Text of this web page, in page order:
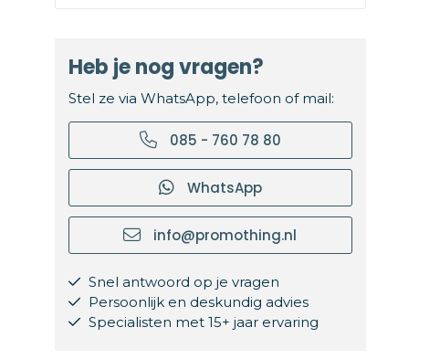
Heb je nog vragen?
Stel ze via WhatsApp, telefoon of mail:
085 - 760 78 80
WhatsApp
info@promothing.nl
Snel antwoord op je vragen
Persoonlijk en deskundig advies
Specialisten met 15+ jaar ervaring